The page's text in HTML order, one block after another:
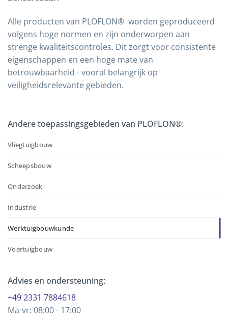
Andere toepassingsgebieden van PLOFLON®:
Vliegtuigbouw
Scheepsbouw
Onderzoek
Industrie
Werktuigbouwkunde
Voertuigbouw
Advies en ondersteuning:
+49 2331 7884618
Ma-vr: 08:00 - 17:00
Alle producten van PLOFLON® worden geproduceerd
volgens hoge normen en zijn onderworpen aan
strenge kwaliteitscontroles. Dit zorgt voor consistente
eigenschappen en een hoge mate van
betrouwbaarheid - vooral belangrijk op
veiligheidsrelevante gebieden.